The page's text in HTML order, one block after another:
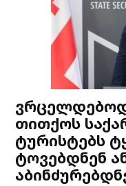
თითქოს
ტურისტებს
ტოვებდნენ